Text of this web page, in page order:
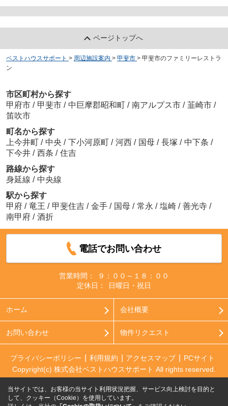
ページトップへ
ベストハウスサポート > 周辺施設案内 > 甲斐市 > 甲斐市のファミリーレストラ
ン
市区町村から探す
甲府市 / 甲斐市 / 中巨摩郡昭和町 / 南アルプス市 / 韮崎市 /
笛吹市
町名から探す
上今井町 / 中央 / 下小河原町 / 河西 / 国母 / 長塚 / 中下条 /
下今井 / 西条 / 住吉
路線から探す
身延線 / 中央線
駅から探す
甲府 / 竜王 / 甲斐住吉 / 金手 / 国母 / 常永 / 塩崎 / 善光寺 /
南甲府 / 酒折
電話でお問い合わせ
営業時間：
９：００～１８：００
定休日：
日曜日・祝日
ホーム 会社概要
お問い合わせ 物件リクエスト
プライバシーポリシー 利用規約 アクセスマップ
PCサイト
Copyright(c) 株式会社ベストハウスサポート All rights reserved.
当サイトでは、お客様の当サイト利用状況把握、サービス向上検討を目的と
して、クッキー（Cookie）を使用しています。